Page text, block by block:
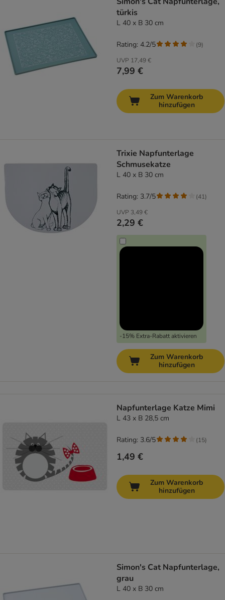
türkis
L 40 x B 30 cm
UVP 17,49 €
7,99 €
Rating: 4.2/5 (9)
Zum Warenkorb
hinzufügen
Trixie Napfunterlage
Schmusekatze
L 40 x B 30 cm
UVP 3,49 €
2,29 €
-15% Extra-Rabatt aktivieren
Rating: 3.7/5 (41)
Zum Warenkorb
hinzufügen
Napfunterlage Katze Mimi
L 43 x B 28,5 cm
1,49 €
Rating: 3.6/5 (15)
Zum Warenkorb
hinzufügen
Simon's Cat Napfunterlage,
grau
L 40 x B 30 cm